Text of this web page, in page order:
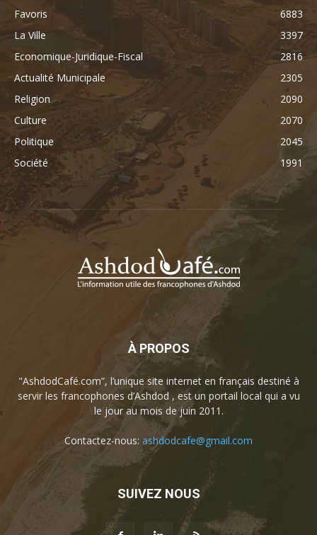
Favoris
6883
La Ville
3397
Economique-Juridique-Fiscal
2816
Actualité Municipale
2305
Religion
2090
Culture
2070
Politique
2045
Société
1991
À PROPOS
"AshdodCafé.com”, l’unique site internet en français destiné à
servir les francophones d’Ashdod , est un portail local qui a vu
le jour au mois de juin 2011.
Contactez-nous: ashdodcafe@gmail.com
SUIVEZ NOUS